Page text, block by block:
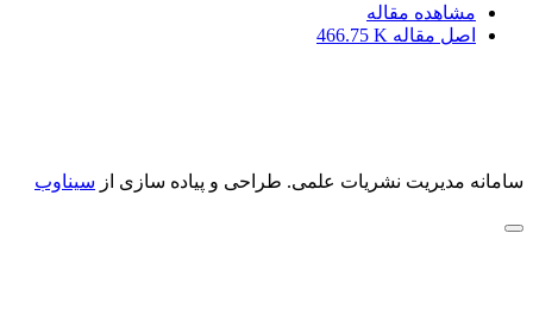
مشاهده مقاله
اصل مقاله 466.75 K
سامانه مدیریت نشریات علمی. طراحی و پیاده سازی از سیناوب